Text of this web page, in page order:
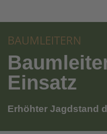
BAUMLEITERN
Einsatz
Erhöhter Jagdstand